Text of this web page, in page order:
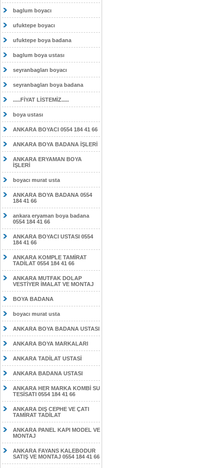
baglum boyacı
ufuktepe boyacı
ufuktepe boya badana
baglum boya ustası
seyranbagları boyacı
seyranbagları boya badana
.....FİYAT LİSTEMİZ.....
boya ustası
ANKARA BOYACI 0554 184 41 66
ANKARA BOYA BADANA İŞLERİ
ANKARA ERYAMAN BOYA
İŞLERİ
boyacı murat usta
ANKARA BOYA BADANA 0554
184 41 66
ankara eryaman boya badana
0554 184 41 66
ANKARA BOYACI USTASI 0554
184 41 66
ANKARA KOMPLE TAMİRAT
TADİLAT 0554 184 41 66
ANKARA MUTFAK DOLAP
VESTİYER İMALAT VE MONTAJ
BOYA BADANA
boyacı murat usta
ANKARA BOYA BADANA USTASI
ANKARA BOYA MARKALARI
ANKARA TADİLAT USTASİ
ANKARA BADANA USTASI
ANKARA HER MARKA KOMBİ SU
TESİSATI 0554 184 41 66
ANKARA DIŞ CEPHE VE ÇATI
TAMİRAT TADİLAT
ANKARA PANEL KAPI MODEL VE
MONTAJ
ANKARA FAYANS KALEBODUR
SATIŞ VE MONTAJ 0554 184 41 66